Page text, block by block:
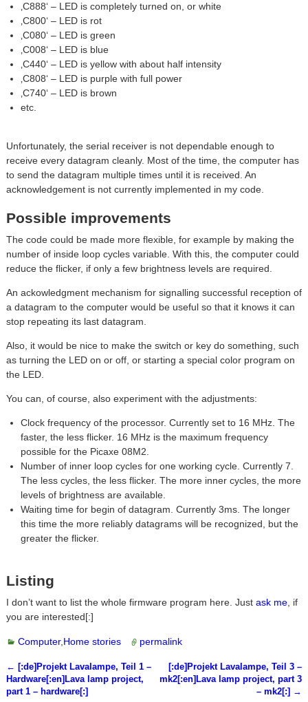
‚C888‘ – LED is completely turned on, or white
‚C800‘ – LED is rot
‚C080‘ – LED is green
‚C008‘ – LED is blue
‚C440‘ – LED is yellow with about half intensity
‚C808‘ – LED is purple with full power
‚C740‘ – LED is brown
etc.
Unfortunately, the serial receiver is not dependable enough to
receive every datagram cleanly. Most of the time, the computer has
to send the datagram multiple times until it is received. An
acknowledgement is not currently implemented in my code.
Possible improvements
The code could be made more flexible, for example by making the
number of inside loop cycles variable. With this, the computer could
reduce the flicker, if only a few brightness levels are required.
An ackowledgment mechanism for signalling successful reception of
a datagram to the computer would be useful so that it knows it can
stop repeating its last datagram.
Also, it would be nice to make the switch or key do something, such
as turning the LED on or off, or starting a special color program on
the LED.
You can, of course, also experiment with the adjustments:
Clock frequency of the processor. Currently set to 16 MHz. The
faster, the less flicker. 16 MHz is the maximum frequency
possible for the Picaxe 08M2.
Number of inner loop cycles for one working cycle. Currently 7.
The less cycles, the less flicker. The more inner cycles, the more
levels of brightness are available.
Waiting time for begin of datagram. Currently 3ms. The longer
this time the more reliably datagrams will be recognized, but the
greater the flicker.
Listing
I don’t want to list the whole firmware program here. Just ask me, if
you are interested[:]
Computer, Home stories permalink
Artikelnavigation
← [:de]Projekt Lavalampe, Teil 1 –
Hardware[:en]Lava lamp project,
part 1 – hardware[:]
[:de]Projekt Lavalampe, Teil 3 –
mk2[:en]Lava lamp project, part 3
– mk2[:] →